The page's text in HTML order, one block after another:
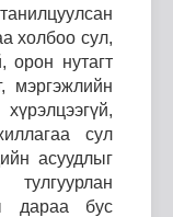
холбоо сул,
орон нутагт
мэргэжлийн
сул
асуудлыг
дараа бус